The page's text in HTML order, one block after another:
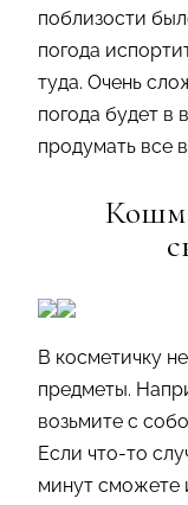
поблизости
погода
туда. Очень
погода будет в
продумать все
В косметичку
предметы.
возьмите с
Если что-то
минут сможете